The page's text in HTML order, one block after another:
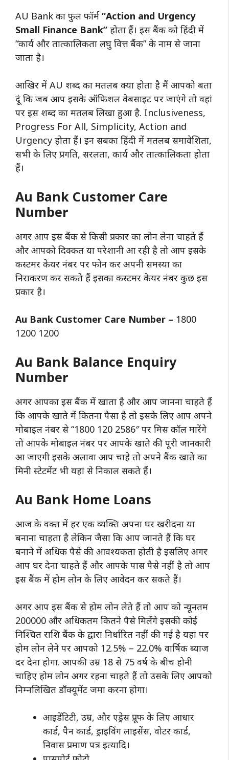
AU Bank का फुल फॉर्म “Action and Urgency
Small Finance Bank” होता हैं। इस बैंक को हिंदी में
“कार्य और तात्कालिकता लघु वित्त बैंक” के नाम से जाना
जाता है।
आखिर में AU शब्द का मतलब क्या होता है मैं आपको बता
दूं कि जब आप इसके ऑफिशल वेबसाइट पर जाएंगे तो वहां
पर इस शब्द का मतलब लिखा हुआ है. Inclusiveness,
Progress For All, Simplicity, Action and
Urgency होता हैं। इन सबका हिंदी में मतलब समावेशिता,
सभी के लिए प्रगति, सरलता, कार्य और तात्कालिकता होता
हैं।
Au Bank Customer Care
Number
अगर आप इस बैंक से किसी प्रकार का लोन लेना चाहते हैं
और आपको दिक्कत या परेशानी आ रही है तो आप इसके
कस्टमर केयर नंबर पर फोन कर अपनी समस्या का
निराकरण कर सकते हैं इसका कस्टमर केयर नंबर कुछ इस
प्रकार है।
Au Bank Customer Care Number – 1800
1200 1200
Au Bank Balance Enquiry
Number
अगर आपका इस बैंक में खाता है और आप जानना चाहते हैं
कि आपके खाते में कितना पैसा है तो इसके लिए आप अपने
मोबाइल नंबर से “1800 120 2586″ पर मिस कॉल मारेंगे
तो आपके मोबाइल नंबर पर आपके खाते की पूरी जानकारी
आ जाएगी इसके अलावा आप चाहे तो अपने बैंक खाते का
मिनी स्टेटमेंट भी यहां से निकाल सकते हैं।
Au Bank Home Loans
आज के वक्त में हर एक व्यक्ति अपना घर खरीदना या
बनाना चाहता है लेकिन जैसा कि आप जानते हैं कि घर
बनाने में अधिक पैसे की आवश्यकता होती है इसलिए अगर
आप घर देना चाहते हैं और आपके पास पैसे नहीं है तो आप
इस बैंक में होम लोन के लिए आवेदन कर सकते हैं।
अगर आप इस बैंक से होम लोन लेते हैं तो आप को न्यूनतम
200000 और अधिकतम कितने पैसे मिलेंगे इसकी कोई
निश्चित राशि बैंक के द्वारा निर्धारित नहीं की गई है यहां पर
होम लोन लेने पर आपको 12.5% – 22.0% वार्षिक ब्याज
दर देना होगा. आपकी उम्र 18 से 75 वर्ष के बीच होनी
चाहिए होम लोन अगर रहना चाहते हैं तो उसके लिए आपको
निम्नलिखित डॉक्यूमेंट जमा करना होगा।
आइडेंटिटी, उम्र, और एड्रेस प्रूफ के लिए आधार
कार्ड, पैन कार्ड, ड्राइविंग लाइसेंस, वोटर कार्ड,
निवास प्रमाण पत्र इत्यादि।